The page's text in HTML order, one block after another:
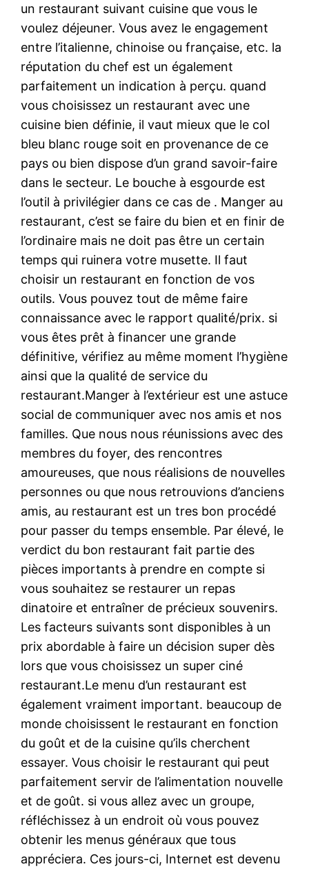
un restaurant suivant cuisine que vous le
voulez déjeuner. Vous avez le engagement
entre l’italienne, chinoise ou française, etc. la
réputation du chef est un également
parfaitement un indication à perçu. quand
vous choisissez un restaurant avec une
cuisine bien définie, il vaut mieux que le col
bleu blanc rouge soit en provenance de ce
pays ou bien dispose d’un grand savoir-faire
dans le secteur. Le bouche à esgourde est
l’outil à privilégier dans ce cas de . Manger au
restaurant, c’est se faire du bien et en finir de
l’ordinaire mais ne doit pas être un certain
temps qui ruinera votre musette. Il faut
choisir un restaurant en fonction de vos
outils. Vous pouvez tout de même faire
connaissance avec le rapport qualité/prix. si
vous êtes prêt à financer une grande
définitive, vérifiez au même moment l’hygiène
ainsi que la qualité de service du
restaurant.Manger à l’extérieur est une astuce
social de communiquer avec nos amis et nos
familles. Que nous nous réunissions avec des
membres du foyer, des rencontres
amoureuses, que nous réalisions de nouvelles
personnes ou que nous retrouvions d’anciens
amis, au restaurant est un tres bon procédé
pour passer du temps ensemble. Par élevé, le
verdict du bon restaurant fait partie des
pièces importants à prendre en compte si
vous souhaitez se restaurer un repas
dinatoire et entraîner de précieux souvenirs.
Les facteurs suivants sont disponibles à un
prix abordable à faire un décision super dès
lors que vous choisissez un super ciné
restaurant.Le menu d’un restaurant est
également vraiment important. beaucoup de
monde choisissent le restaurant en fonction
du goût et de la cuisine qu’ils cherchent
essayer. Vous choisir le restaurant qui peut
parfaitement servir de l’alimentation nouvelle
et de goût. si vous allez avec un groupe,
réfléchissez à un endroit où vous pouvez
obtenir les menus généraux que tous
appréciera. Ces jours-ci, Internet est devenu